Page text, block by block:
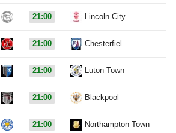
21:00 Lincoln City
21:00 Chesterfiel
21:00 Luton Town
21:00 Blackpool
21:00 Northampton Town